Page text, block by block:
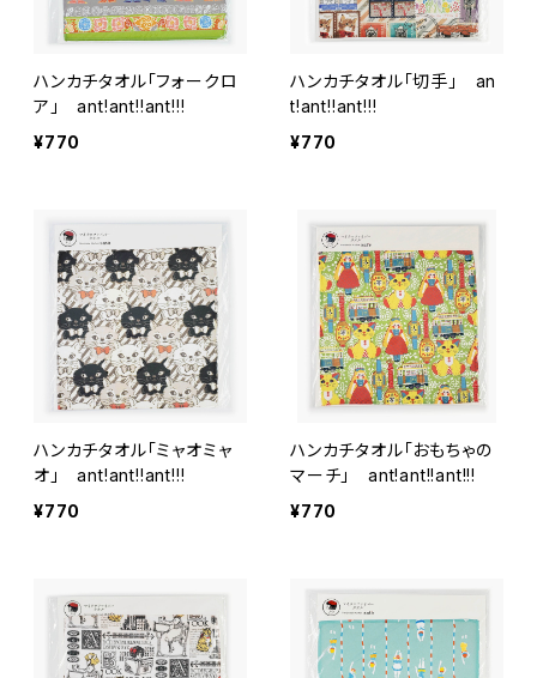
ハンカチタオル「フォークロ
ア」 ant!ant!!ant!!!
¥770
ハンカチタオル「切手」 an
t!ant!!ant!!!
¥770
ハンカチタオル「ミャオミャ
オ」 ant!ant!!ant!!!
¥770
ハンカチタオル「おもちゃの
マーチ」 ant!ant!!ant!!!
¥770